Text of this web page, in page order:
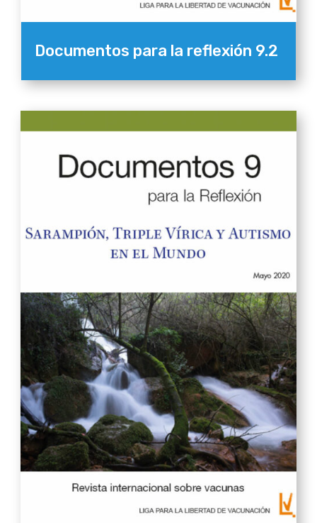
Documentos para la reflexión 9.2